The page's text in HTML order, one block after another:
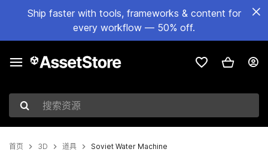
Ship faster with tools, frameworks & content for
every workflow — 50% off.
搜索资源
首页 3D 道具 Soviet Water Machine